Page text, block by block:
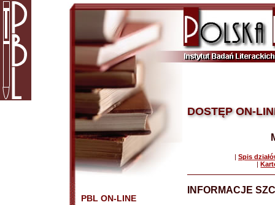
PBL ON-LINE
DOSTĘP ON-
| Spis
|
INFORMACJE